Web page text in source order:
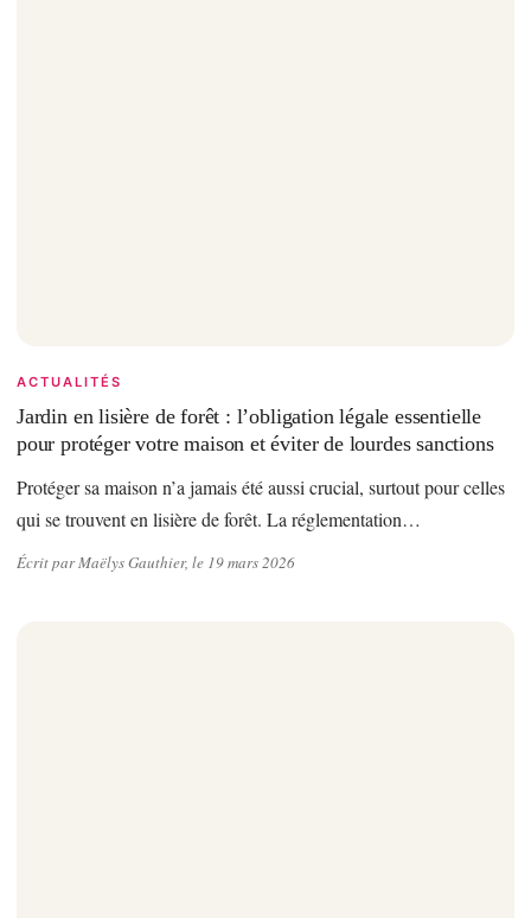
ACTUALITÉS
Jardin en lisière de forêt : l’obligation légale essentielle
pour protéger votre maison et éviter de lourdes sanctions
Protéger sa maison n’a jamais été aussi crucial, surtout pour celles
qui se trouvent en lisière de forêt. La réglementation…
Écrit par Maëlys Gauthier, le 19 mars 2026